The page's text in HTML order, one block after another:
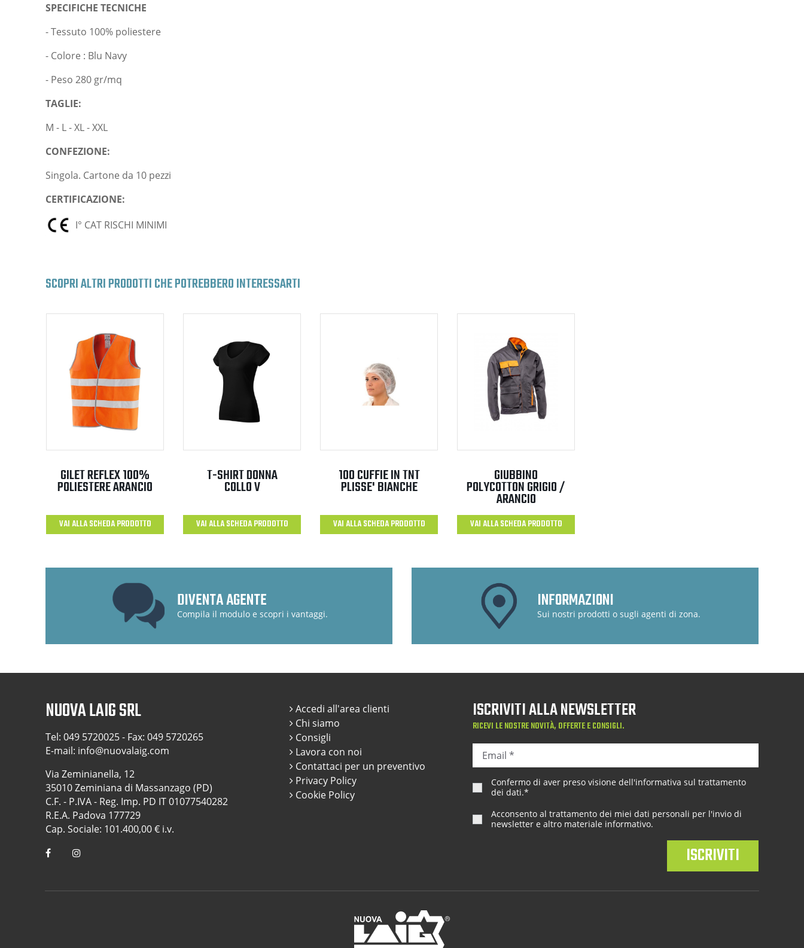
SPECIFICHE TECNICHE
- Tessuto 100% poliestere
- Colore : Blu Navy
- Peso 280 gr/mq
TAGLIE:
M - L - XL - XXL
CONFEZIONE:
Singola. Cartone da 10 pezzi
CERTIFICAZIONE:
I° CAT RISCHI MINIMI
SCOPRI ALTRI PRODOTTI CHE POTREBBERO INTERESSARTI
GILET REFLEX 100%
POLIESTERE ARANCIO
VAI ALLA SCHEDA PRODOTTO
T-SHIRT DONNA
COLLO V
VAI ALLA SCHEDA PRODOTTO
100 CUFFIE IN TNT
PLISSE' BIANCHE
VAI ALLA SCHEDA PRODOTTO
GIUBBINO
POLYCOTTON GRIGIO /
ARANCIO
VAI ALLA SCHEDA PRODOTTO
DIVENTA AGENTE
Compila il modulo e scopri i vantaggi.
INFORMAZIONI
Sui nostri prodotti o sugli agenti di zona.
NUOVA LAIG SRL
Tel: 049 5720025- Fax: 049 5720265
E-mail: info@nuovalaig.com
Via Zeminianella, 12
35010 Zeminiana di Massanzago (PD)
C.F. - P.IVA - Reg. Imp. PD IT 01077540282
R.E.A. Padova 177729
Cap. Sociale: 101.400,00 € i.v.
Accedi all'area clienti
Chi siamo
Consigli
Lavora con noi
Contattaci per un preventivo
Privacy Policy
Cookie Policy
ISCRIVITI ALLA NEWSLETTER
RICEVI LE NOSTRE NOVITÀ, OFFERTE E CONSIGLI.
Confermo di aver preso visione dell'informativa sul trattamento
dei dati.*
Acconsento al trattamento dei miei dati personali per l'invio di
newsletter e altro materiale informativo.